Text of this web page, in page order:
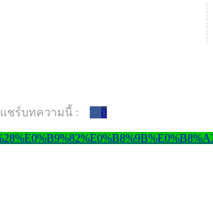
แชร์บทความนี้ : 0